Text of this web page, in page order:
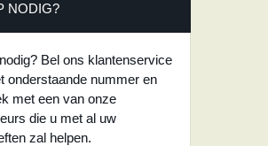
NODIG?
Bel ons klantenservice
onderstaande nummer en
met een van onze
die u met al uw
zal helpen.